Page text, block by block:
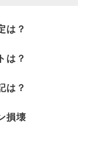
は？
は？
は？
損壊